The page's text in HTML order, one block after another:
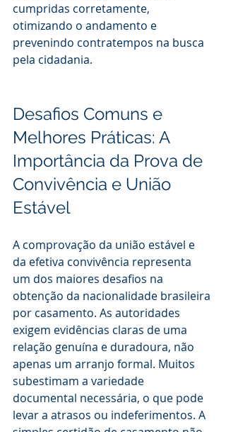
cumpridas corretamente,
otimizando o andamento e
prevenindo contratempos na busca
pela cidadania.
Desafios Comuns e
Melhores Práticas: A
Importância da Prova de
Convivência e União
Estável
A comprovação da união estável e
da efetiva convivência representa
um dos maiores desafios na
obtenção da nacionalidade brasileira
por casamento. As autoridades
exigem evidências claras de uma
relação genuína e duradoura, não
apenas um arranjo formal. Muitos
subestimam a variedade
documental necessária, o que pode
levar a atrasos ou indeferimentos. A